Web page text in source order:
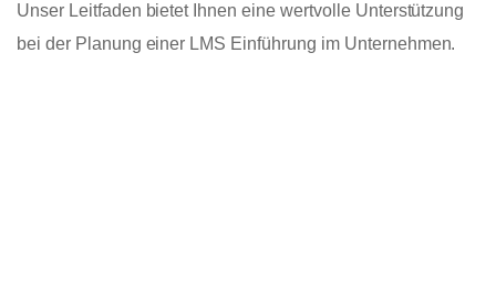
Unser Leitfaden bietet Ihnen eine wertvolle Unterstützung
bei der Planung einer LMS Einführung im Unternehmen.